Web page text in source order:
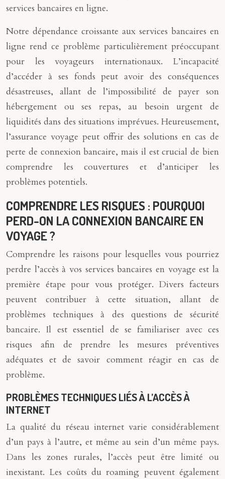
services bancaires en ligne.
Notre dépendance croissante aux services bancaires en
ligne rend ce problème particulièrement préoccupant
pour les voyageurs internationaux. L’incapacité
d’accéder à ses fonds peut avoir des conséquences
désastreuses, allant de l’impossibilité de payer son
hébergement ou ses repas, au besoin urgent de
liquidités dans des situations imprévues. Heureusement,
l’assurance voyage peut offrir des solutions en cas de
perte de connexion bancaire, mais il est crucial de bien
comprendre les couvertures et d’anticiper les
problèmes potentiels.
COMPRENDRE LES RISQUES : POURQUOI
PERD-ON LA CONNEXION BANCAIRE EN
VOYAGE ?
Comprendre les raisons pour lesquelles vous pourriez
perdre l’accès à vos services bancaires en voyage est la
première étape pour vous protéger. Divers facteurs
peuvent contribuer à cette situation, allant de
problèmes techniques à des questions de sécurité
bancaire. Il est essentiel de se familiariser avec ces
risques afin de prendre les mesures préventives
adéquates et de savoir comment réagir en cas de
problème.
PROBLÈMES TECHNIQUES LIÉS À L’ACCÈS À
INTERNET
La qualité du réseau internet varie considérablement
d’un pays à l’autre, et même au sein d’un même pays.
Dans les zones rurales, l’accès peut être limité ou
inexistant. Les coûts du roaming peuvent également